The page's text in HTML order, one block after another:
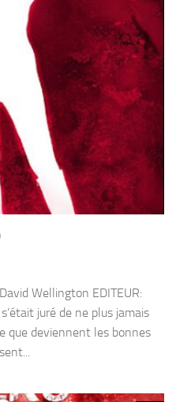
Wellington EDITEUR:
juré de ne plus jamais
que deviennent les bonnes